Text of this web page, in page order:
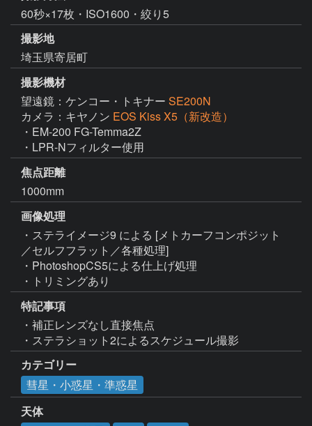
60秒×17枚・ISO1600・絞り5
撮影地
埼玉県寄居町
撮影機材
望遠鏡：ケンコー・トキナー SE200N
カメラ：キヤノン EOS Kiss X5（新改造）
・EM-200 FG-Temma2Z
・LPR-Nフィルター使用
焦点距離
1000mm
画像処理
・ステライメージ9 による [メトカーフコンポジット
／セルフフラット／各種処理]
・PhotoshopCS5による仕上げ処理
・トリミングあり
特記事項
・補正レンズなし直接焦点
・ステラショット2によるスケジュール撮影
カテゴリー
彗星・小惑星・準惑星
天体